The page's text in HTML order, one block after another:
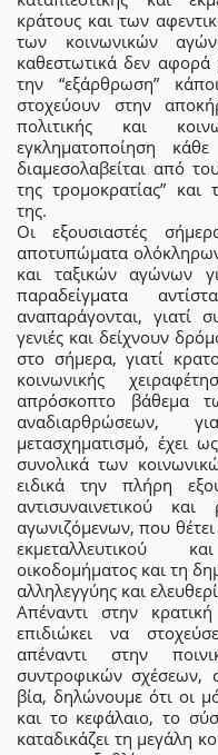
κράτους και των
των κοινωνικών
καθεστωτικά δεν αφορά
την “εξάρθρωση”
στοχεύουν στην
πολιτικής και
εγκληματοποίηση
διαμεσολαβείται από
της τρομοκρατίας” και
της.
Οι εξουσιαστές
αποτυπώματα
και ταξικών αγώνων
παραδείγματα
αναπαράγονται, γιατί
γενιές και δείχνουν
στο σήμερα, γιατί
κοινωνικής
απρόσκοπτο βάθεμα
αναδιαρθρώσεων,
μετασχηματισμό, έχει
συνολικά των
ειδικά την πλήρη
αντισυναινετικού
αγωνιζόμενων, που
εκμεταλλευτικού
οικοδομήματος και τη
αλληλεγγύης και
Απέναντι στην
επιδιώκει να
απέναντι στην
συντροφικών σχέσεων,
βία, δηλώνουμε ότι οι
και το κεφάλαιο, το
καταδικάζει τη μεγάλη